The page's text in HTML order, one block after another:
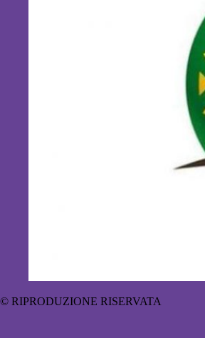
© RIPRODUZIONE RISERVATA